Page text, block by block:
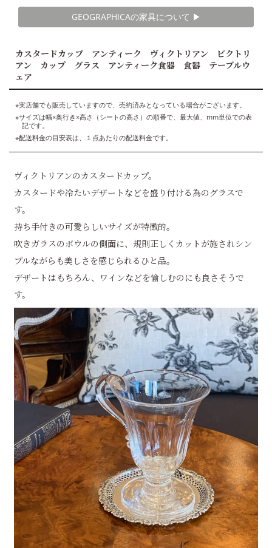
GEOGRAPHICAの家具について ▶︎
カスタードカップ アンティーク ヴィクトリアン ビクトリ
アン カップ グラス アンティーク食器 食器 テーブルウ
ェア
※実店舗でも販売していますので、売約済みとなっている場合がございます。
※サイズは幅×奥行き×高さ（シートの高さ）の順番で、最大値、mm単位での表
記です。
※配送料金の目安表は、１点あたりの配送料金です。
ヴィクトリアンのカスタードカップ。
カスタードや冷たいデザートなどを盛り付ける為のグラスで
す。
持ち手付きの可愛らしいサイズが特徴的。
吹きガラスのボウルの側面に、規則正しくカットが施されシン
プルながらも美しさを感じられるひと品。
デザートはもちろん、ワインなどを愉しむのにも良さそうで
す。